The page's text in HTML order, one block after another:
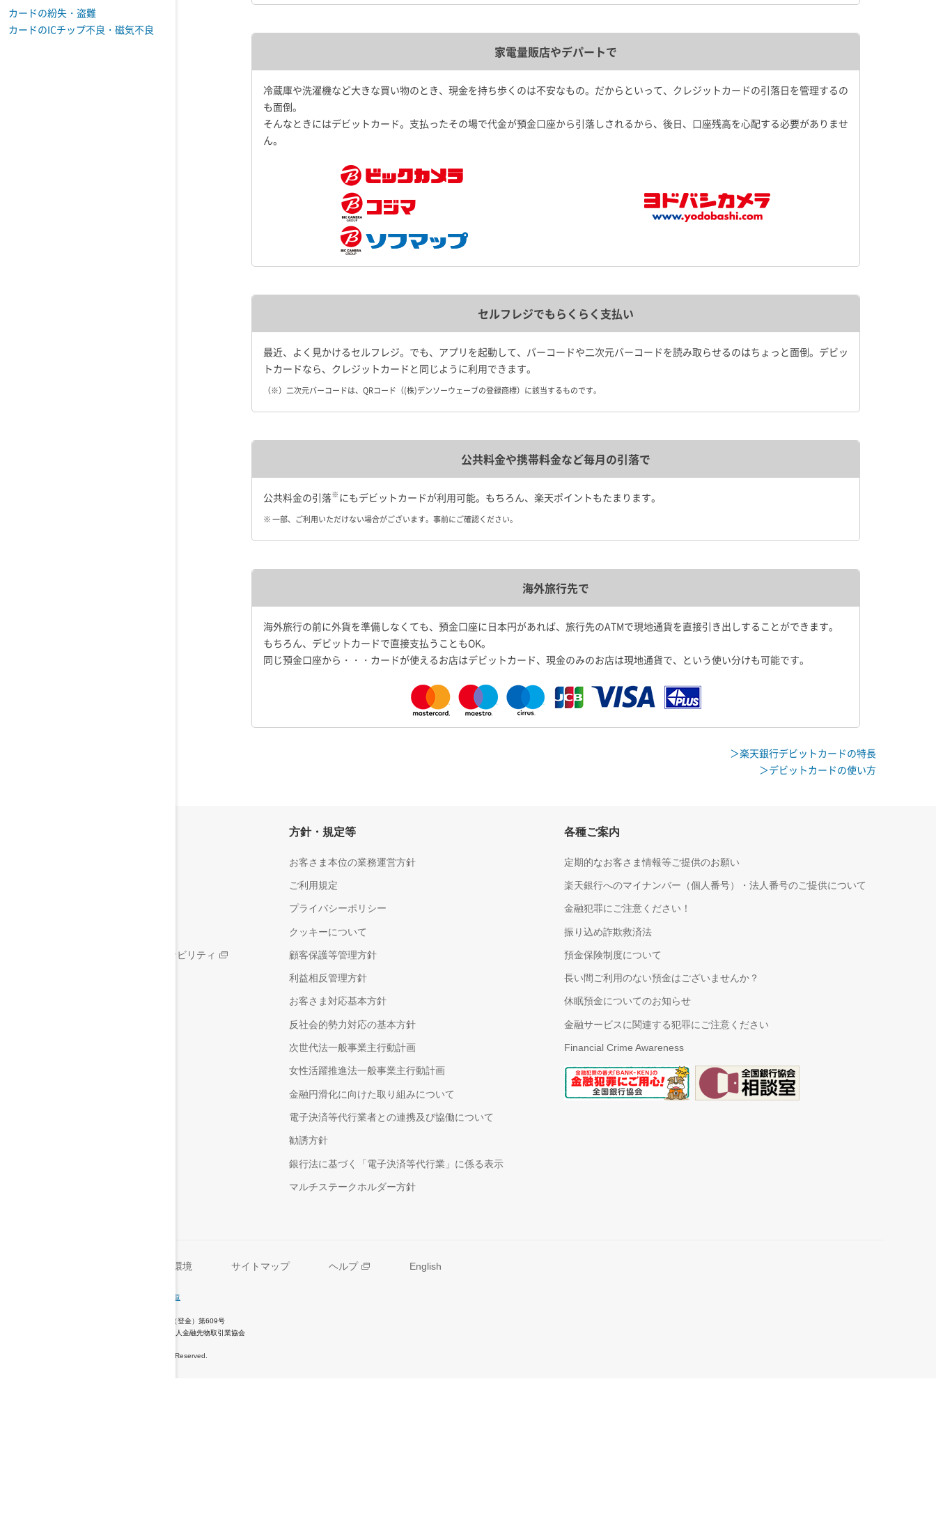
カードの紛失・盗難
カードのICチップ不良・磁気不良
家電量販店やデパートで
冷蔵庫や洗濯機など大きな買い物のとき、現金を持ち歩くのは不安なもの。だからといって、クレジットカードの引落日を管理するの
も面倒。
そんなときにはデビットカード。支払ったその場で代金が預金口座から引落しされるから、後日、口座残高を心配する必要がありませ
ん。
セルフレジでもらくらく支払い
最近、よく見かけるセルフレジ。でも、アプリを起動して、バーコードや二次元バーコードを読み取らせるのはちょっと面倒。デビッ
トカードなら、クレジットカードと同じように利用できます。
（※）二次元バーコードは、QRコード（(株)デンソーウェーブの登録商標）に該当するものです。
公共料金や携帯料金など毎月の引落で
公共料金の引落※ にもデビットカードが利用可能。もちろん、楽天ポイントもたまります。
※ 一部、ご利用いただけない場合がございます。事前にご確認ください。
海外旅行先で
海外旅行の前に外貨を準備しなくても、預金口座に日本円があれば、旅行先のATMで現地通貨を直接引き出しすることができます。
もちろん、デビットカードで直接支払うこともOK。
同じ預金口座から・・・カードが使えるお店はデビットカード、現金のみのお店は現地通貨で、という使い分けも可能です。
＞楽天銀行デビットカードの特長
＞デビットカードの使い方
楽天グループのサステナビリティ
方針・規定等
お客さま本位の業務運営方針
ご利用規定
プライバシーポリシー
クッキーについて
顧客保護等管理方針
利益相反管理方針
お客さま対応基本方針
反社会的勢力対応の基本方針
次世代法一般事業主行動計画
女性活躍推進法一般事業主行動計画
金融円滑化に向けた取り組みについて
電子決済等代行業者との連携及び協働について
勧誘方針
銀行法に基づく「電子決済等代行業」に係る表示
マルチステークホルダー方針
各種ご案内
定期的なお客さま情報等ご提供のお願い
楽天銀行へのマイナンバー（個人番号）・法人番号のご提供について
金融犯罪にご注意ください！
振り込め詐欺救済法
預金保険制度について
長い間ご利用のない預金はございませんか？
休眠預金についてのお知らせ
金融サービスに関連する犯罪にご注意ください
Financial Crime Awareness
動作環境 サイトマップ ヘルプ English
支店名・支店番号一覧
登録金融機関 関東財務局長（登金）第609号
日本証券業協会、一般社団法人金融先物取引業協会
© 2001 Rakuten Bank, Ltd. All Rights Reserved.